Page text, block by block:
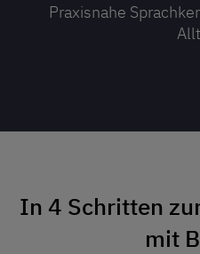
Praxisnahe
In 4 Schritten
mit